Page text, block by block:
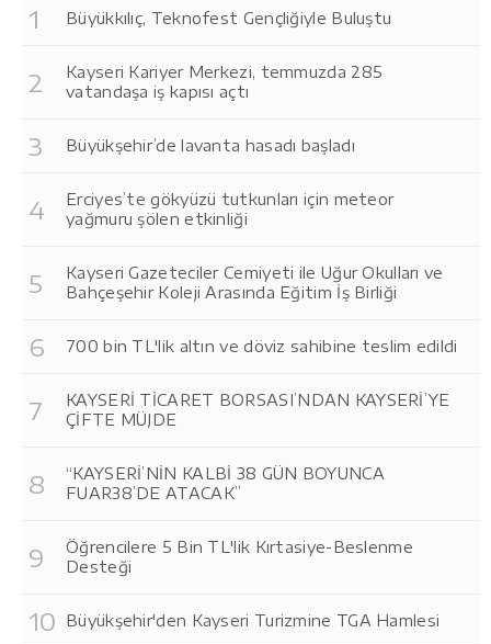
Büyükkılıç, Teknofest Gençliğiyle Buluştu
Kayseri Kariyer Merkezi, temmuzda 285
vatandaşa iş kapısı açtı
Büyükşehir’de lavanta hasadı başladı
Erciyes’te gökyüzü tutkunları için meteor
yağmuru şölen etkinliği
Kayseri Gazeteciler Cemiyeti ile Uğur Okulları ve
Bahçeşehir Koleji Arasında Eğitim İş Birliği
700 bin TL'lik altın ve döviz sahibine teslim edildi
KAYSERİ TİCARET BORSASI’NDAN KAYSERİ’YE
ÇİFTE MÜJDE
“KAYSERİ’NİN KALBİ 38 GÜN BOYUNCA
FUAR38’DE ATACAK”
Öğrencilere 5 Bin TL'lik Kırtasiye-Beslenme
Desteği
Büyükşehir'den Kayseri Turizmine TGA Hamlesi